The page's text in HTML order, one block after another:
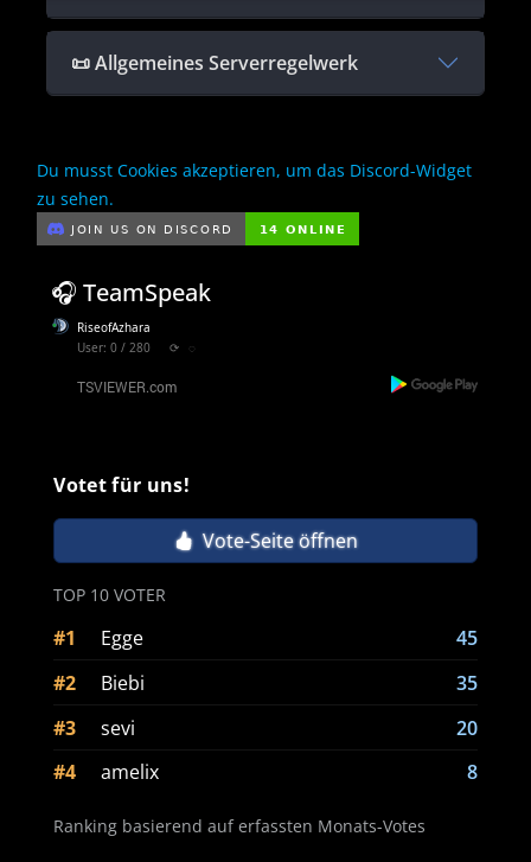
📜 Allgemeines Serverregelwerk
Du musst Cookies akzeptieren, um das Discord-Widget
zu sehen.
🎧 TeamSpeak
RiseofAzhara
User: 0 / 280
⟳ ◌
Votet für uns!
Vote-Seite öffnen
TOP 10 VOTER
#1 Egge
45
#2
Biebi
35
#3
sevi
20
#4
amelix 8
Ranking basierend auf erfassten Monats-Votes